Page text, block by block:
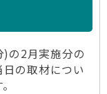
の2月実施分の
の取材につい